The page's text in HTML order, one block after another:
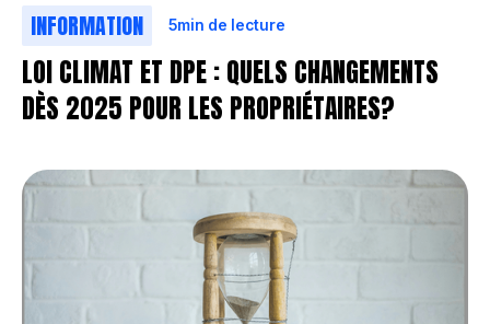
INFORMATION 5min de lecture
LOI CLIMAT ET DPE : QUELS CHANGEMENTS
DÈS 2025 POUR LES PROPRIÉTAIRES?